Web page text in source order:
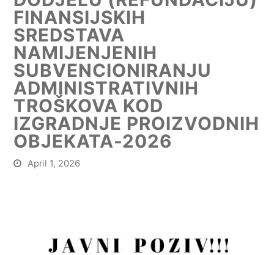
FINANSIJSKIH
SREDSTAVA
NAMIJENJENIH
SUBVENCIONIRANJU
ADMINISTRATIVNIH
TROŠKOVA KOD
IZGRADNJE PROIZVODNIH
OBJEKATA-2026
April 1, 2026